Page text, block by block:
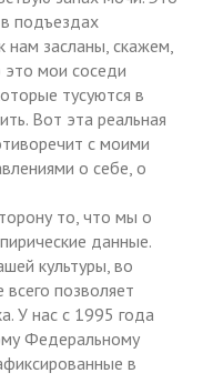
подъездах
нам засланы, скажем,
это мои соседи
тусуются в
Вот эта реальная
с моими
о себе, о
то, что мы о
данные.
культуры, во
позволяет
У нас с 1995 года
Федеральному
в